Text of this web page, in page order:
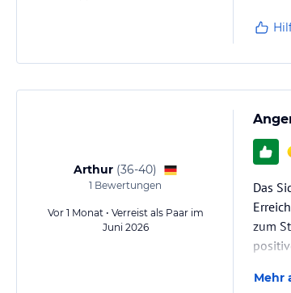
traditionellen türkischen Bad, die Ihnen angenehme
Arthur (36-40)
1 Bewertungen
Vor 1 Monat • Verreist als Paar im
Juni 2026
Das
zum
Die
Mehr